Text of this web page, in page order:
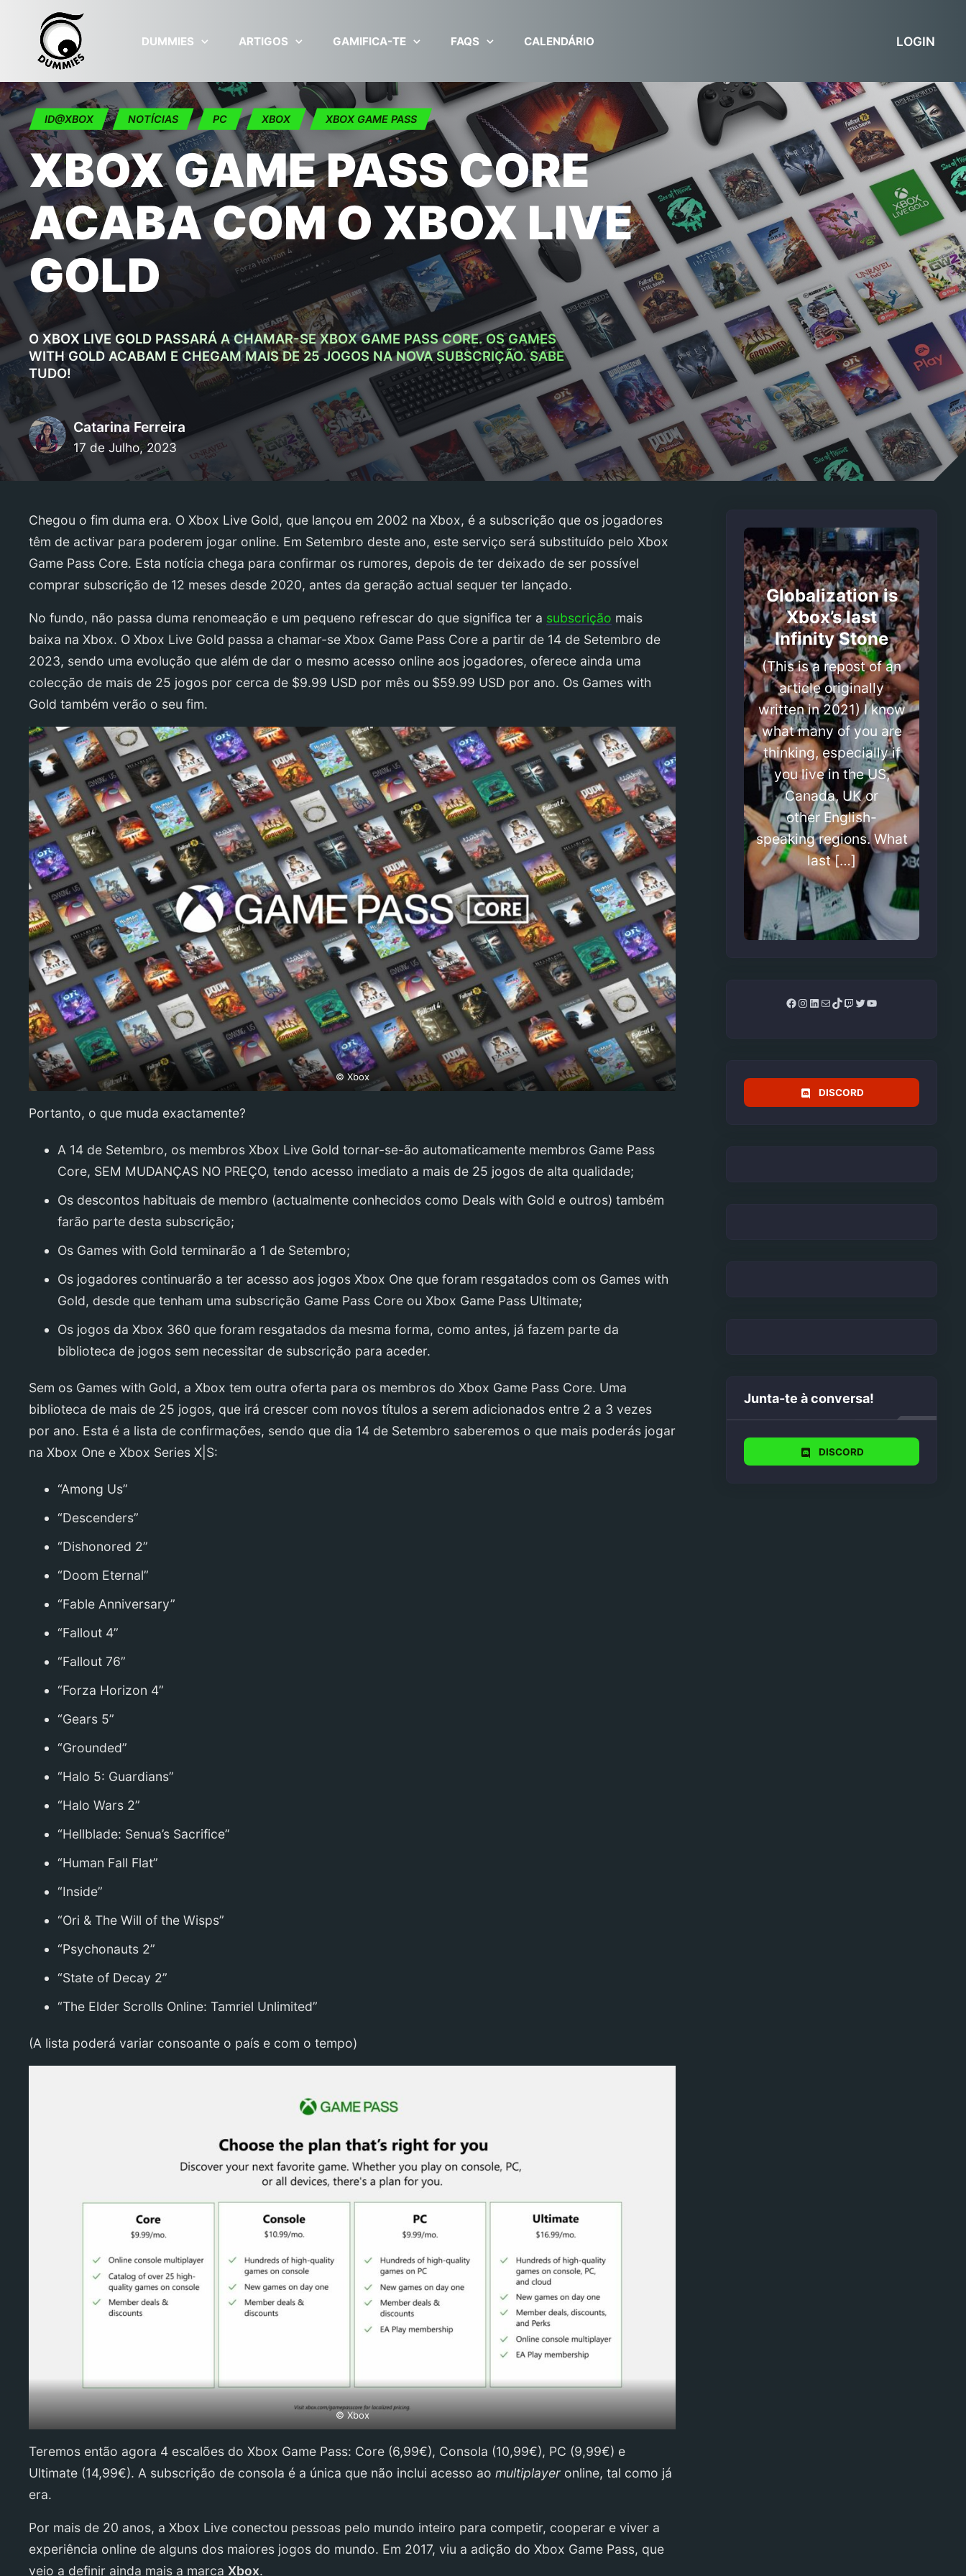
Skip to main content
DUMMIES ARTIGOS GAMIFICA-TE FAQS CALENDÁRIO LOGIN
ID@XBOX NOTÍCIAS PC XBOX XBOX GAME PASS
XBOX GAME PASS CORE
ACABA COM O XBOX LIVE
GOLD
O XBOX LIVE GOLD PASSARÁ A CHAMAR-SE XBOX GAME PASS CORE. OS GAMES
WITH GOLD ACABAM E CHEGAM MAIS DE 25 JOGOS NA NOVA SUBSCRIÇÃO. SABE
TUDO!
17 de Julho, 2023
Catarina Ferreira
Chegou o fim duma era. O Xbox Live Gold, que lançou em 2002 na Xbox, é a subscrição que os jogadores
têm de activar para poderem jogar online. Em Setembro deste ano, este serviço será substituído pelo Xbox
Game Pass Core. Esta notícia chega para confirmar os rumores, depois de ter deixado de ser possível
comprar subscrição de 12 meses desde 2020, antes da geração actual sequer ter lançado.
No fundo, não passa duma renomeação e um pequeno refrescar do que significa ter a subscrição mais
baixa na Xbox. O Xbox Live Gold passa a chamar-se Xbox Game Pass Core a partir de 14 de Setembro de
2023, sendo uma evolução que além de dar o mesmo acesso online aos jogadores, oferece ainda uma
colecção de mais de 25 jogos por cerca de $9.99 USD por mês ou $59.99 USD por ano. Os Games with
Gold também verão o seu fim.
© Xbox
Portanto, o que muda exactamente?
A 14 de Setembro, os membros Xbox Live Gold tornar-se-ão automaticamente membros Game Pass
Core, SEM MUDANÇAS NO PREÇO, tendo acesso imediato a mais de 25 jogos de alta qualidade;
Os descontos habituais de membro (actualmente conhecidos como Deals with Gold e outros) também
farão parte desta subscrição;
Os Games with Gold terminarão a 1 de Setembro;
Os jogadores continuarão a ter acesso aos jogos Xbox One que foram resgatados com os Games with
Gold, desde que tenham uma subscrição Game Pass Core ou Xbox Game Pass Ultimate;
Os jogos da Xbox 360 que foram resgatados da mesma forma, como antes, já fazem parte da
biblioteca de jogos sem necessitar de subscrição para aceder.
Sem os Games with Gold, a Xbox tem outra oferta para os membros do Xbox Game Pass Core. Uma
biblioteca de mais de 25 jogos, que irá crescer com novos títulos a serem adicionados entre 2 a 3 vezes
por ano. Esta é a lista de confirmações, sendo que dia 14 de Setembro saberemos o que mais poderás jogar
na Xbox One e Xbox Series X|S:
“Among Us”
“Descenders”
“Dishonored 2”
“Doom Eternal”
“Fable Anniversary”
“Fallout 4”
“Fallout 76”
“Forza Horizon 4”
“Gears 5”
“Grounded”
“Halo 5: Guardians”
“Halo Wars 2”
“Hellblade: Senua’s Sacrifice”
“Human Fall Flat”
“Inside”
“Ori & The Will of the Wisps”
“Psychonauts 2”
“State of Decay 2”
“The Elder Scrolls Online: Tamriel Unlimited”
(A lista poderá variar consoante o país e com o tempo)
© Xbox
Teremos então agora 4 escalões do Xbox Game Pass: Core (6,99€), Consola (10,99€), PC (9,99€) e
Ultimate (14,99€). A subscrição de consola é a única que não inclui acesso aomultiplayer online, tal como já
era.
Por mais de 20 anos, a Xbox Live conectou pessoas pelo mundo inteiro para competir, cooperar e viver a
experiência online de alguns dos maiores jogos do mundo. Em 2017, viu a adição do Xbox Game Pass, que
veio a definir ainda mais a marcaXbox.
Globalization is
Xbox’s last
Infinity Stone
(This is a repost of an
article originally
written in 2021) I know
what many of you are
thinking, especially if
you live in the US,
Canada, UK or
other English-
speaking regions. What
last […]
Facebook
Instagram
LinkedIn
MailTikTok
Twitch
Twitter
YouTube
DISCORD
Junta-te à conversa!
DISCORD